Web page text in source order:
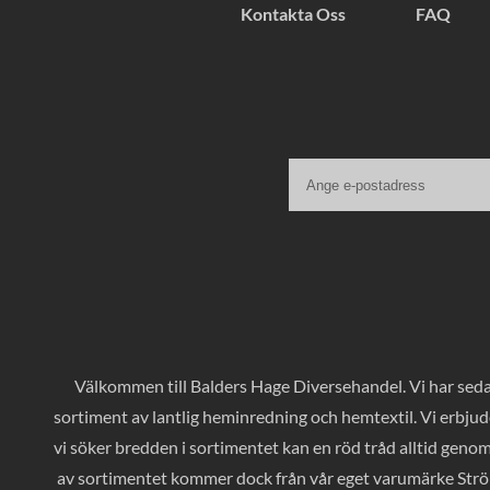
Kontakta Oss FAQ
Välkommen till Balders Hage Diversehandel. Vi har
sortiment av lantlig heminredning och hemtextil. Vi
vi söker bredden i sortimentet kan en röd tråd alltid
av sortimentet kommer dock från vår eget varumärke